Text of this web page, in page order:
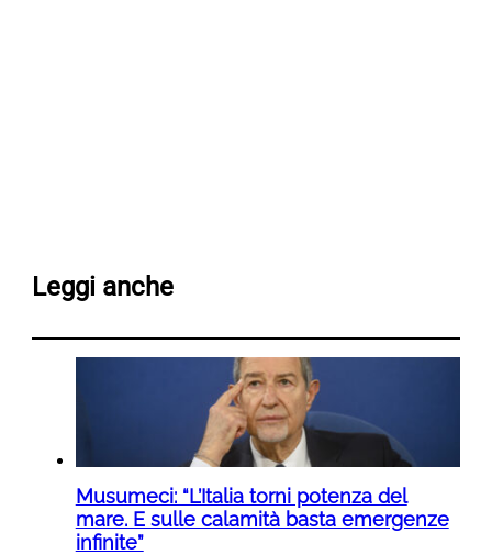
Leggi anche
Musumeci: “L’Italia torni potenza del
mare. E sulle calamità basta emergenze
infinite”